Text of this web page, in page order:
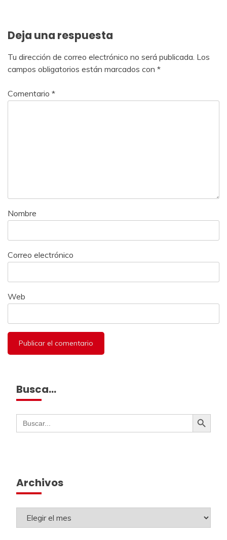
Deja una respuesta
Tu dirección de correo electrónico no será publicada. Los
campos obligatorios están marcados con *
Comentario *
Nombre
Correo electrónico
Web
Busca…
Buscar: Botón de búsqueda
Archivos